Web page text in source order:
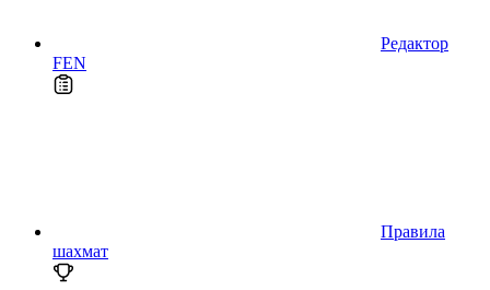
Редактор
FEN
Правила
шахмат